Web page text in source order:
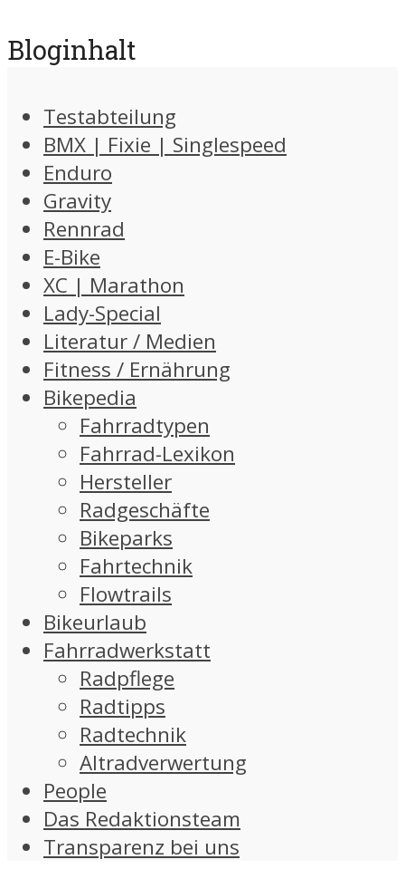
Bloginhalt
Testabteilung
BMX | Fixie | Singlespeed
Enduro
Gravity
Rennrad
E-Bike
XC | Marathon
Lady-Special
Literatur / Medien
Fitness / Ernährung
Bikepedia
Fahrradtypen
Fahrrad-Lexikon
Hersteller
Radgeschäfte
Bikeparks
Fahrtechnik
Flowtrails
Bikeurlaub
Fahrradwerkstatt
Radpflege
Radtipps
Radtechnik
Altradverwertung
People
Das Redaktionsteam
Transparenz bei uns